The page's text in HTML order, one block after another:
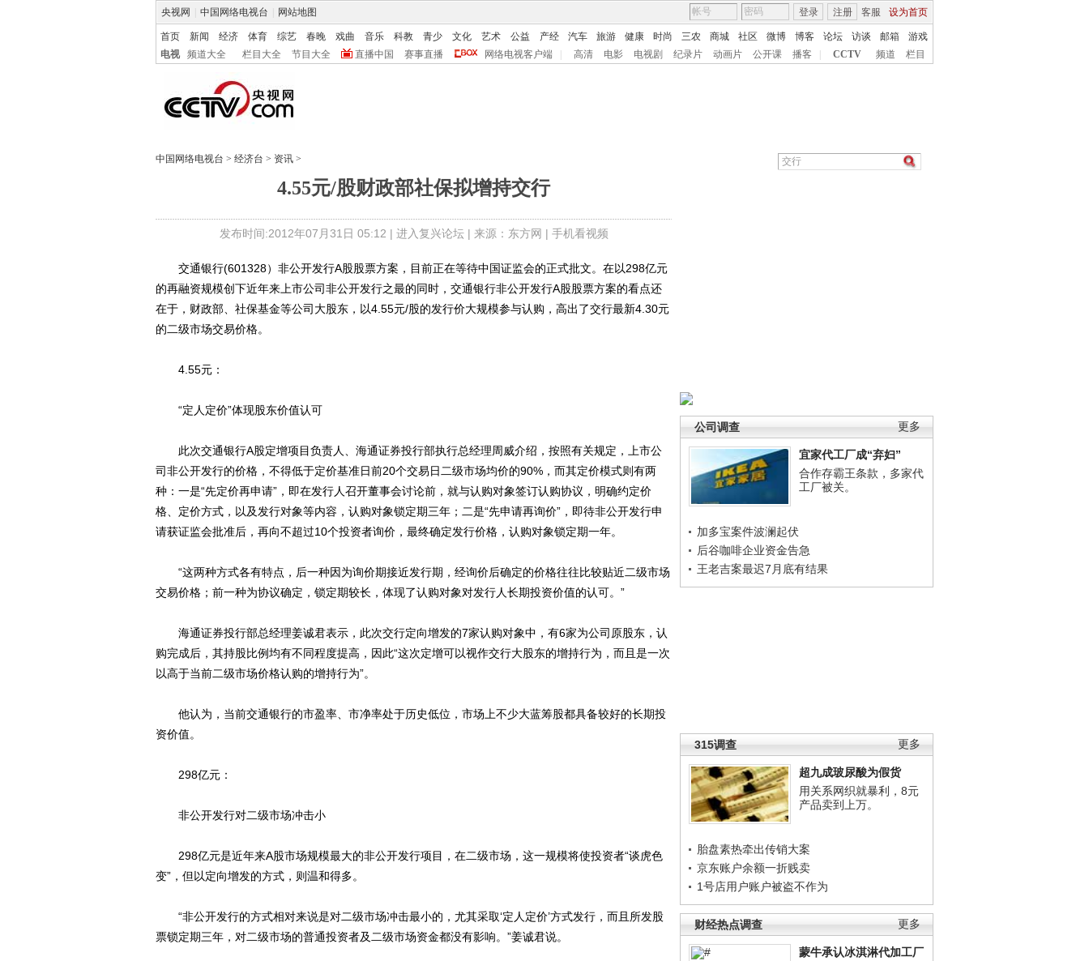
央视网 中国网络电视台 网站地图 客服 设为首页
登录 注册
首页 新闻 经济 体育 综艺 春晚 戏曲 音乐 科教 青少 文化 艺术 公益 产经 汽车 旅游 健康 时尚 三农 商城 社区 微博 博客 论坛 访谈 邮箱
游戏
电视
频道大全 栏目大全 节目大全 直播中国 赛事直播 网络电视客户端 高清 电影 电视剧 纪录片 动画片 公开课 播客 CCTV 频道 栏目
中国网络电视台 > 经济台 > 资讯 >
4.55元/股财政部社保拟增持交行
发布时间:2012年07月31日 05:12 | 进入复兴论坛| 来源：东方网 | 手机看视频
更多
公司调查
宜家代工厂成“弃妇”
合作存霸王条款，多家代
工厂被关。
加多宝案件波澜起伏
后谷咖啡企业资金告急
王老吉案最迟7月底有结果
更多
315调查
超九成玻尿酸为假货
用关系网织就暴利，8元
产品卖到上万。
胎盘素热牵出传销大案
京东账户余额一折贱卖
1号店用户账户被盗不作为
更多
财经热点调查
蒙牛承认冰淇淋代加工厂
交通银行(601328）非公开发行A股股票方案，目前正在等待中国证监会的正式批文。在以298亿元
的再融资规模创下近年来上市公司非公开发行之最的同时，交通银行非公开发行A股股票方案的看点还
在于，财政部、社保基金等公司大股东，以4.55元/股的发行价大规模参与认购，高出了交行最新4.30元
的二级市场交易价格。
4.55元：
“定人定价”体现股东价值认可
此次交通银行A股定增项目负责人、海通证券投行部执行总经理周威介绍，按照有关规定，上市公
司非公开发行的价格，不得低于定价基准日前20个交易日二级市场均价的90%，而其定价模式则有两
种：一是“先定价再申请”，即在发行人召开董事会讨论前，就与认购对象签订认购协议，明确约定价
格、定价方式，以及发行对象等内容，认购对象锁定期三年；二是“先申请再询价”，即待非公开发行申
请获证监会批准后，再向不超过10个投资者询价，最终确定发行价格，认购对象锁定期一年。
“这两种方式各有特点，后一种因为询价期接近发行期，经询价后确定的价格往往比较贴近二级市场
交易价格；前一种为协议确定，锁定期较长，体现了认购对象对发行人长期投资价值的认可。”
海通证券投行部总经理姜诚君表示，此次交行定向增发的7家认购对象中，有6家为公司原股东，认
购完成后，其持股比例均有不同程度提高，因此“这次定增可以视作交行大股东的增持行为，而且是一次
以高于当前二级市场价格认购的增持行为”。
他认为，当前交通银行的市盈率、市净率处于历史低位，市场上不少大蓝筹股都具备较好的长期投
资价值。
298亿元：
非公开发行对二级市场冲击小
298亿元是近年来A股市场规模最大的非公开发行项目，在二级市场，这一规模将使投资者“谈虎色
变”，但以定向增发的方式，则温和得多。
“非公开发行的方式相对来说是对二级市场冲击最小的，尤其采取‘定人定价’方式发行，而且所发股
票锁定期三年，对二级市场的普通投资者及二级市场资金都没有影响。”姜诚君说。